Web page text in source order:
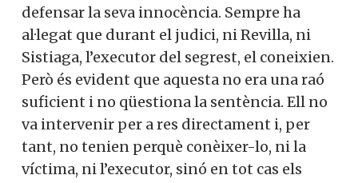
defensar la seva innocència. Sempre ha
al·legat que durant el judici, ni Revilla, ni
Sistiaga, l’executor del segrest, el coneixien.
Però és evident que aquesta no era una raó
suficient i no qüestiona la sentència. Ell no
va intervenir per a res directament i, per
tant, no tenien perquè conèixer-lo, ni la
víctima, ni l’executor, sinó en tot cas els